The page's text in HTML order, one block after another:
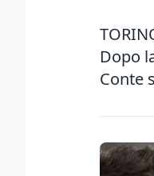
Dopo
Conte